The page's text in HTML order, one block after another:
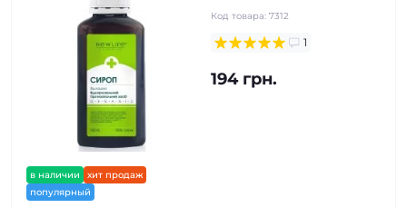
в наличии
хит продаж
популярный
Код товара: 7312
1
194 грн.